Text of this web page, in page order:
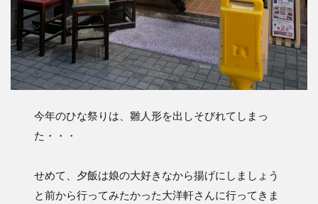
今年のひな祭りは、雛人形を出しそびれてしまっ
た・・・
せめて、夕飯は娘の大好きなから揚げにしましょう
と前から行ってみたかった大洋軒さんに行ってきま